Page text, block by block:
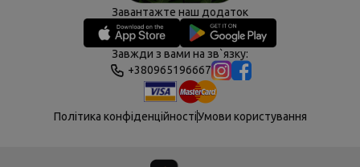
Завантажте наш додаток
Завжди з вами на зв`язку:
+380965196667
Політика конфіденційностіУмови користування